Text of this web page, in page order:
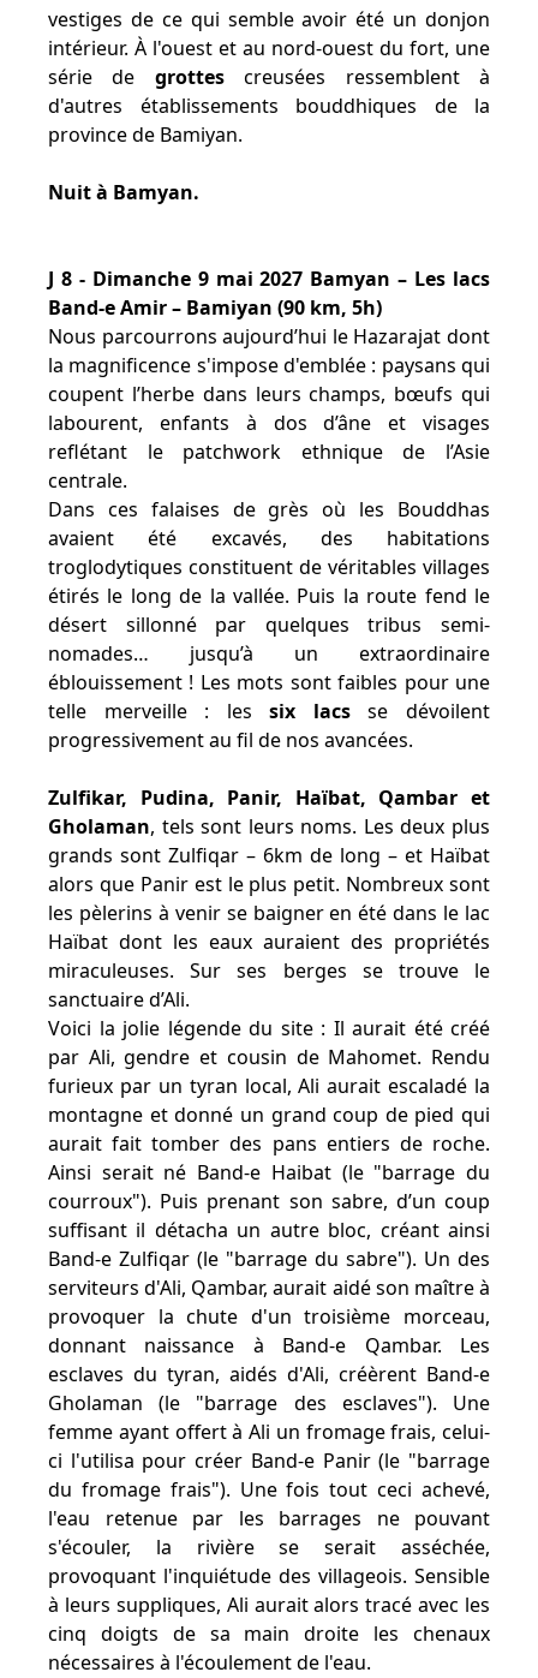
vestiges de ce qui semble avoir été un donjon
intérieur. À l'ouest et au nord-ouest du fort, une
série de grottescreusées ressemblent à
d'autres établissements bouddhiques de la
province de Bamiyan.
Nuit à Bamyan.
J 8 - Dimanche 9 mai 2027 Bamyan – Les lacs
Band-e Amir – Bamiyan (90 km, 5h)
Nous parcourrons aujourd’hui le Hazarajat dont
la magnificence s'impose d'emblée : paysans qui
coupent l’herbe dans leurs champs, bœufs qui
labourent, enfants à dos d’âne et visages
reflétant le patchwork ethnique de l’Asie
centrale.
Dans ces falaises de grès où les Bouddhas
avaient été excavés, des habitations
troglodytiques constituent de véritables villages
étirés le long de la vallée. Puis la route fend le
désert sillonné par quelques tribus semi-
nomades… jusqu’à un extraordinaire
éblouissement ! Les mots sont faibles pour une
telle merveille : lessix lacsse dévoilent
progressivement au fil de nos avancées.
Zulfikar, Pudina, Panir, Haïbat, Qambar et
Gholaman, tels sont leurs noms. Les deux plus
grands sont Zulfiqar – 6km de long – et Haïbat
alors que Panir est le plus petit. Nombreux sont
les pèlerins à venir se baigner en été dans le lac
Haïbat dont les eaux auraient des propriétés
miraculeuses. Sur ses berges se trouve le
sanctuaire d’Ali.
Voici la jolie légende du site : Il aurait été créé
par Ali, gendre et cousin de Mahomet. Rendu
furieux par un tyran local, Ali aurait escaladé la
montagne et donné un grand coup de pied qui
aurait fait tomber des pans entiers de roche.
Ainsi serait né Band-e Haibat (le "barrage du
courroux"). Puis prenant son sabre, d’un coup
suffisant il détacha un autre bloc, créant ainsi
Band-e Zulfiqar (le "barrage du sabre"). Un des
serviteurs d'Ali, Qambar, aurait aidé son maître à
provoquer la chute d'un troisième morceau,
donnant naissance à Band-e Qambar. Les
esclaves du tyran, aidés d'Ali, créèrent Band-e
Gholaman (le "barrage des esclaves"). Une
femme ayant offert à Ali un fromage frais, celui-
ci l'utilisa pour créer Band-e Panir (le "barrage
du fromage frais"). Une fois tout ceci achevé,
l'eau retenue par les barrages ne pouvant
s'écouler, la rivière se serait asséchée,
provoquant l'inquiétude des villageois. Sensible
à leurs suppliques, Ali aurait alors tracé avec les
cinq doigts de sa main droite les chenaux
nécessaires à l'écoulement de l'eau.